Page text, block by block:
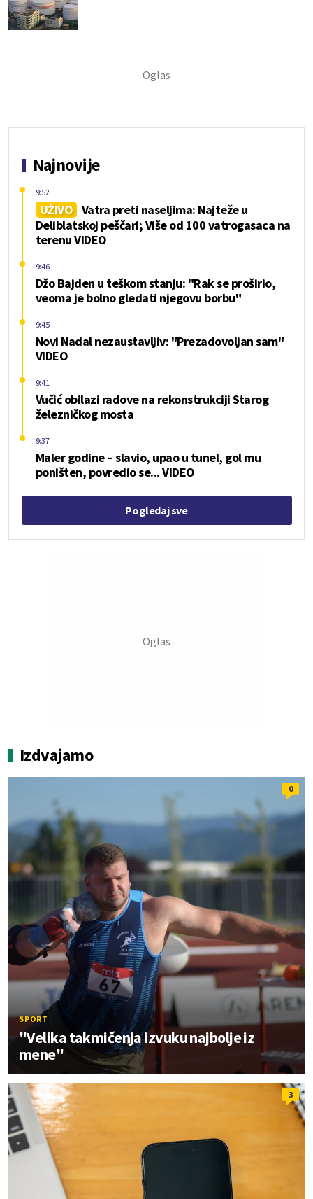
Najnovije
UŽIVO Vatra preti naseljima: Najteže u
Deliblatskoj peščari; Više od 100 vatrogasaca na
terenu VIDEO
9:52
Džo Bajden u teškom stanju: "Rak se proširio,
veoma je bolno gledati njegovu borbu"
9:46
Novi Nadal nezaustavljiv: "Prezadovoljan sam"
VIDEO
9:45
Vučić obilazi radove na rekonstrukciji Starog
železničkog mosta
9:41
Maler godine – slavio, upao u tunel, gol mu
poništen, povredio se... VIDEO
9:37
Pogledaj sve
Izdvajamo
0
SPORT
"Velika takmičenja izvuku najbolje iz
mene"
3